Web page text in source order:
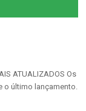
ATUALIZADOS Os
o último lançamento.